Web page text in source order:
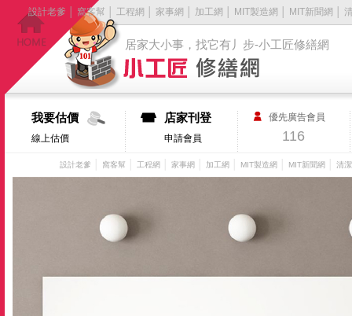
居家大小事，找它有丿步-小工匠修繕網
設計老爹 窩客幫 工程網 家事網 加工網 MIT製造網 MIT新聞網
我要估價
線上估價
店家刊登
申請會員
優先廣告會員
116
設計老爹 窩客幫 工程網 家事網 加工網 MIT製造網 MIT新聞網 清